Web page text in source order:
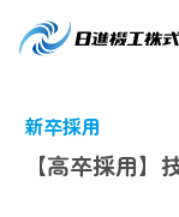
新卒採用
【高卒採用